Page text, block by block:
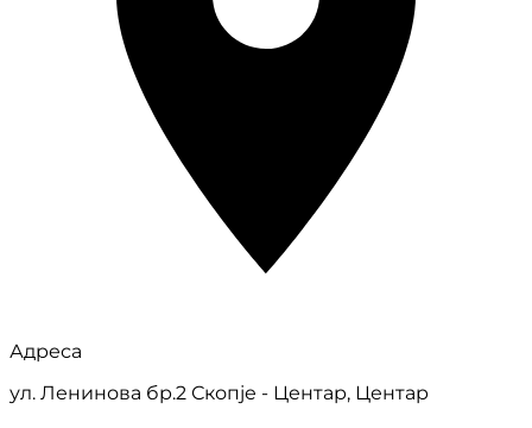
Адреса
ул. Ленинова бр.2 Скопје - Центар, Центар